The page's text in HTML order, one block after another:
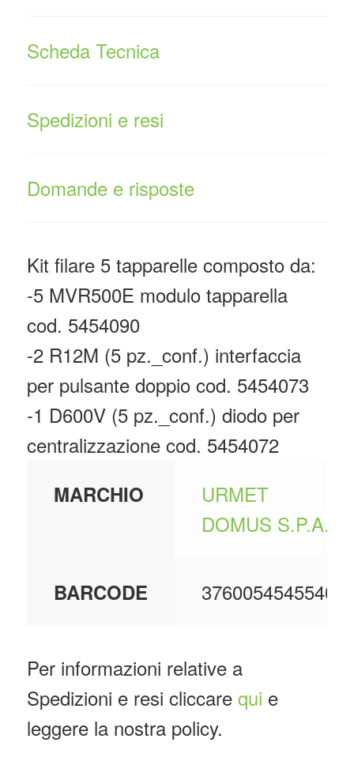
Scheda Tecnica
Spedizioni e resi
Domande e risposte
Kit filare 5 tapparelle composto da:
-5 MVR500E modulo tapparella
cod. 5454090
-2 R12M (5 pz._conf.) interfaccia
per pulsante doppio cod. 5454073
-1 D600V (5 pz._conf.) diodo per
centralizzazione cod. 5454072
MARCHIO
URMET
DOMUS S.P.A.
BARCODE 3760054545540
Per informazioni relative a
Spedizioni e resi cliccare qui e
leggere la nostra policy.